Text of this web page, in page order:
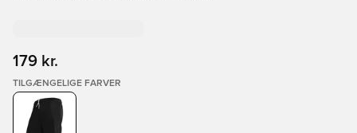
179 kr.
TILGÆNGELIGE FARVER